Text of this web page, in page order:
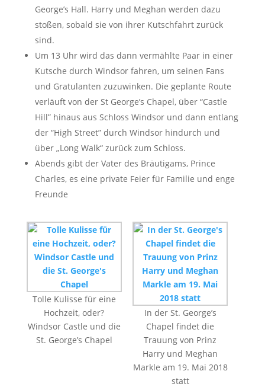
George’s Hall. Harry und Meghan werden dazu
stoßen, sobald sie von ihrer Kutschfahrt zurück
sind.
Um 13 Uhr wird das dann vermählte Paar in einer
Kutsche durch Windsor fahren, um seinen Fans
und Gratulanten zuzuwinken. Die geplante Route
verläuft von der St George’s Chapel, über “Castle
Hill” hinaus aus Schloss Windsor und dann entlang
der “High Street” durch Windsor hindurch und
über „Long Walk“ zurück zum Schloss.
Abends gibt der Vater des Bräutigams, Prince
Charles, es eine private Feier für Familie und enge
Freunde
Tolle Kulisse für eine
Hochzeit, oder?
Windsor Castle und die
St. George’s Chapel
In der St. George’s
Chapel findet die
Trauung von Prinz
Harry und Meghan
Markle am 19. Mai 2018
statt